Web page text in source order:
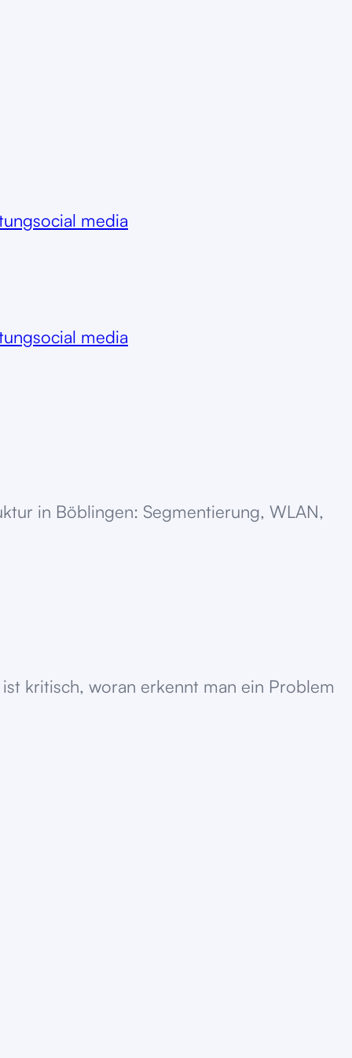
social media
social media
in Böblingen: Segmentierung, WLAN,
kritisch, woran erkennt man ein Problem